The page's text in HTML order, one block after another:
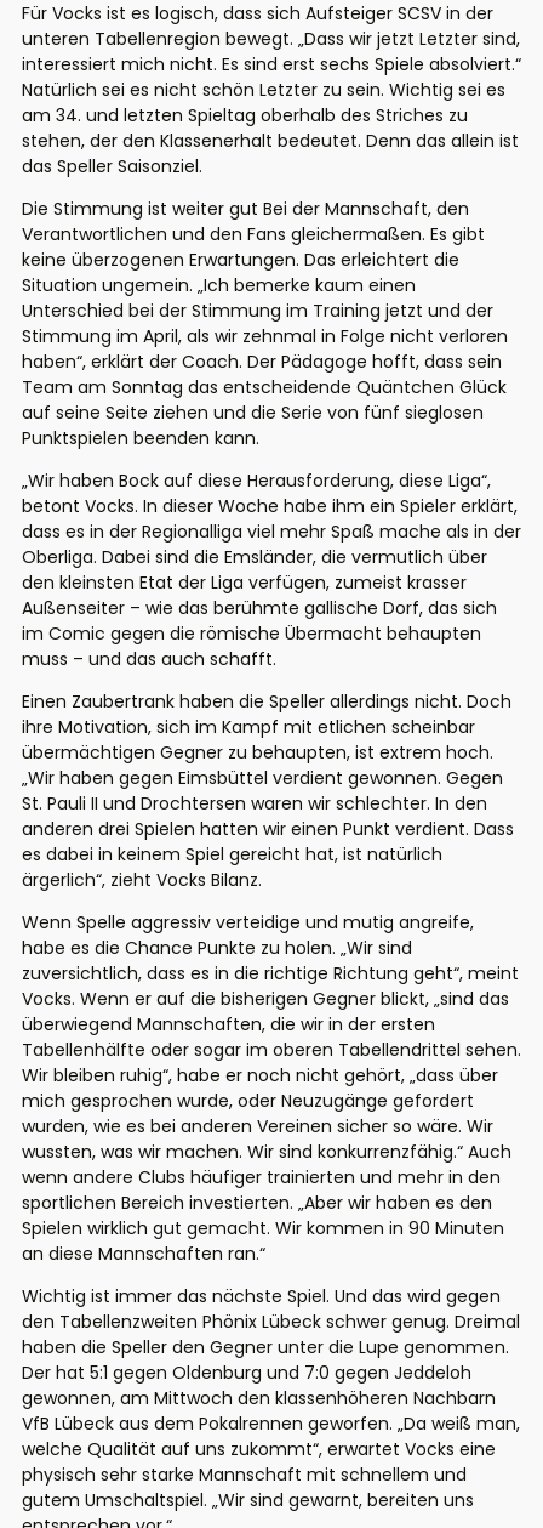
Für Vocks ist es logisch, dass sich Aufsteiger SCSV in der
unteren Tabellenregion bewegt. „Dass wir jetzt Letzter sind,
interessiert mich nicht. Es sind erst sechs Spiele absolviert.“
Natürlich sei es nicht schön Letzter zu sein. Wichtig sei es
am 34. und letzten Spieltag oberhalb des Striches zu
stehen, der den Klassenerhalt bedeutet. Denn das allein ist
das Speller Saisonziel.
Die Stimmung ist weiter gut Bei der Mannschaft, den
Verantwortlichen und den Fans gleichermaßen. Es gibt
keine überzogenen Erwartungen. Das erleichtert die
Situation ungemein. „Ich bemerke kaum einen
Unterschied bei der Stimmung im Training jetzt und der
Stimmung im April, als wir zehnmal in Folge nicht verloren
haben“, erklärt der Coach. Der Pädagoge hofft, dass sein
Team am Sonntag das entscheidende Quäntchen Glück
auf seine Seite ziehen und die Serie von fünf sieglosen
Punktspielen beenden kann.
„Wir haben Bock auf diese Herausforderung, diese Liga“,
betont Vocks. In dieser Woche habe ihm ein Spieler erklärt,
dass es in der Regionalliga viel mehr Spaß mache als in der
Oberliga. Dabei sind die Emsländer, die vermutlich über
den kleinsten Etat der Liga verfügen, zumeist krasser
Außenseiter – wie das berühmte gallische Dorf, das sich
im Comic gegen die römische Übermacht behaupten
muss – und das auch schafft.
Einen Zaubertrank haben die Speller allerdings nicht. Doch
ihre Motivation, sich im Kampf mit etlichen scheinbar
übermächtigen Gegner zu behaupten, ist extrem hoch.
„Wir haben gegen Eimsbüttel verdient gewonnen. Gegen
St. Pauli II und Drochtersen waren wir schlechter. In den
anderen drei Spielen hatten wir einen Punkt verdient. Dass
es dabei in keinem Spiel gereicht hat, ist natürlich
ärgerlich“, zieht Vocks Bilanz.
Wenn Spelle aggressiv verteidige und mutig angreife,
habe es die Chance Punkte zu holen. „Wir sind
zuversichtlich, dass es in die richtige Richtung geht“, meint
Vocks. Wenn er auf die bisherigen Gegner blickt, „sind das
überwiegend Mannschaften, die wir in der ersten
Tabellenhälfte oder sogar im oberen Tabellendrittel sehen.
Wir bleiben ruhig“, habe er noch nicht gehört, „dass über
mich gesprochen wurde, oder Neuzugänge gefordert
wurden, wie es bei anderen Vereinen sicher so wäre. Wir
wussten, was wir machen. Wir sind konkurrenzfähig.“ Auch
wenn andere Clubs häufiger trainierten und mehr in den
sportlichen Bereich investierten. „Aber wir haben es den
Spielen wirklich gut gemacht. Wir kommen in 90 Minuten
an diese Mannschaften ran.“
Wichtig ist immer das nächste Spiel. Und das wird gegen
den Tabellenzweiten Phönix Lübeck schwer genug. Dreimal
haben die Speller den Gegner unter die Lupe genommen.
Der hat 5:1 gegen Oldenburg und 7:0 gegen Jeddeloh
gewonnen, am Mittwoch den klassenhöheren Nachbarn
VfB Lübeck aus dem Pokalrennen geworfen. „Da weiß man,
welche Qualität auf uns zukommt“, erwartet Vocks eine
physisch sehr starke Mannschaft mit schnellem und
gutem Umschaltspiel. „Wir sind gewarnt, bereiten uns